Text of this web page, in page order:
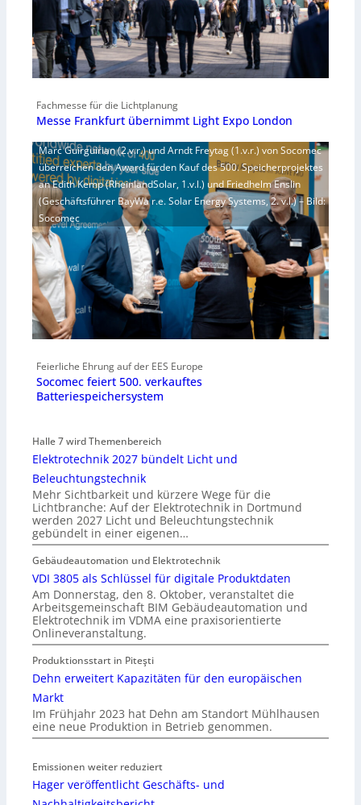
Fachmesse für die Lichtplanung
Messe Frankfurt übernimmt Light Expo London
Marc Guirguirian (2.v.r.) und Arndt Freytag (1.v.r.) von Socomec
überreichen den Award fürden Kauf des 500. Speicherprojektes
an Edith Kemp (RheinlandSolar, 1.v.l.) und Friedhelm Enslin
(Geschäftsführer BayWa r.e. Solar Energy Systems, 2. v.l.) – Bild:
Socomec
Feierliche Ehrung auf der EES Europe
Socomec feiert 500. verkauftes
Batteriespeichersystem
Halle 7 wird Themenbereich
Elektrotechnik 2027 bündelt Licht und
Beleuchtungstechnik
Mehr Sichtbarkeit und kürzere Wege für die
Lichtbranche: Auf der Elektrotechnik in Dortmund
werden 2027 Licht und Beleuchtungstechnik
gebündelt in einer eigenen…
Gebäudeautomation und Elektrotechnik
VDI 3805 als Schlüssel für digitale Produktdaten
Am Donnerstag, den 8. Oktober, veranstaltet die
Arbeitsgemeinschaft BIM Gebäudeautomation und
Elektrotechnik im VDMA eine praxisorientierte
Onlineveranstaltung.
Produktionsstart in Piteşti
Dehn erweitert Kapazitäten für den europäischen
Markt
Im Frühjahr 2023 hat Dehn am Standort Mühlhausen
eine neue Produktion in Betrieb genommen.
Emissionen weiter reduziert
Hager veröffentlicht Geschäfts- und